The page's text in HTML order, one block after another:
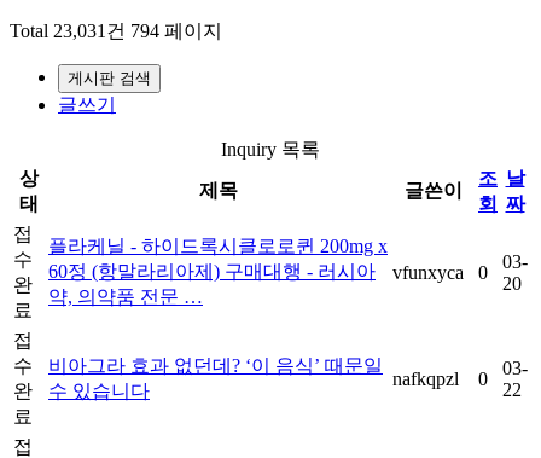
Total 23,031건 794 페이지
게시판 검색
글쓰기
Inquiry 목록
상
태
제목 글쓴이
조
회
날
짜
접
수
완
료
플라케닐 - 하이드록시클로로퀸 200mg x
60정 (항말라리아제) 구매대행 - 러시아
약, 의약품 전문 …
vfunxyca 0
03-
20
접
수
완
료
비아그라 효과 없던데? ‘이 음식’ 때문일
수 있습니다
nafkqpzl 0
03-
22
접